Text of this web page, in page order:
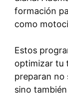
formación
como
Estos
optimizar tu
preparan no
sino